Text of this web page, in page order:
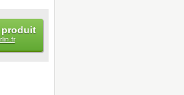
produit